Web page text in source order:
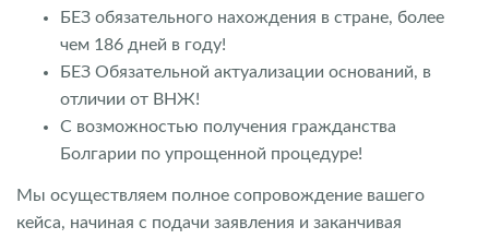
БЕЗ обязательного нахождения в стране, более
чем 186 дней в году!
БЕЗ Обязательной актуализации оснований, в
отличии от ВНЖ!
С возможностью получения гражданства
Болгарии по упрощенной процедуре!
Мы осуществляем полное сопровождение вашего
кейса, начиная с подачи заявления и заканчивая